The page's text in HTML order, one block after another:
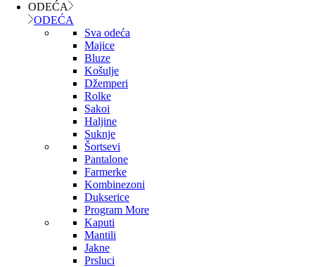
ODEĆA
ODEĆA
Sva odeća
Majice
Bluze
Košulje
Džemperi
Rolke
Sakoi
Haljine
Suknje
Šortsevi
Pantalone
Farmerke
Kombinezoni
Dukserice
Program More
Kaputi
Mantili
Jakne
Prsluci